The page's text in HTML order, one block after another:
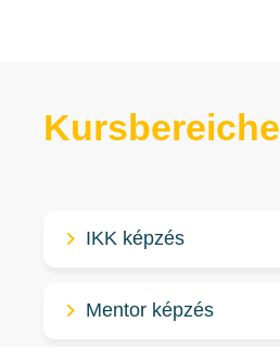
Kursbereiche
IKK képzés
Mentor képzés